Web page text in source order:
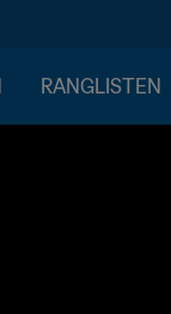
RANGLISTEN